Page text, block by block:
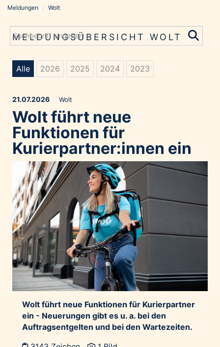
Grayling Agentur
Alawyer
Amadeus Austrian Music Awards
Bolt
Constantia Flexibles
Costa Kreuzfahrten
Coveris
Emirates
Expo 2025 Osaka
Financial Times
GE HealthCare
Home of Work
Huawei Consumer Business Group
IT:U
JP Immobilien
Kroatische Zentrale für Tourismus
List Holding Gruppe
Marble House
Meldungen / Wolt
MELDUNGSÜBERSICHT WOLT
Alle 2026 2025 2024 2023
21.07.2026 Wolt
Wolt führt neue
Funktionen für
Kurierpartner:innen ein
Wolt führt neue Funktionen für Kurierpartner
ein - Neuerungen gibt es u. a. bei den
Auftragsentgelten und bei den Wartezeiten.